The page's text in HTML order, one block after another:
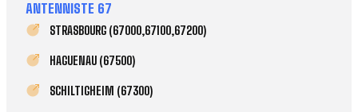
ANTENNISTE 67
STRASBOURG (67000,67100,67200)
HAGUENAU (67500)
SCHILTIGHEIM (67300)